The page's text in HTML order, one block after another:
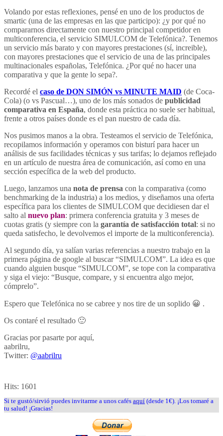
Volando por estas reflexiones, pensé en uno de los productos de
smartic (una de las empresas en las que participo): ¿y por qué no
compararnos directamente con nuestro principal competidor en
multiconferencia, el servicio SIMULCOM de Telefónica?. Tenemos
un servicio más barato y con mayores prestaciones (sí, increible),
con mayores prestaciones que el servicio de una de las principales
multinacionales españolas, Telefónica. ¿Por qué no hacer una
comparativa y que la gente lo sepa?.
Recordé el caso de DON SIMÓN vs MINUTE MAID (de Coca-
Cola) (o vs Pascual…), uno de los más sonados de publicidad
comparativa en España, donde esta práctica no suele ser habitual,
frente a otros países donde es el pan nuestro de cada día.
Nos pusimos manos a la obra. Testeamos el servicio de Telefónica,
recopilamos información y operamos con bisturí para hacer un
análisis de sus facilidades técnicas y sus tarifas; lo dejamos reflejado
en un artículo de nuestra área de comunicación, así como en una
sección específica de la web del producto.
Luego, lanzamos una nota de prensa con la comparativa (como
benchmarking de la industria) a los medios, y diseñamos una oferta
específica para los clientes de SIMULCOM que decidiesen dar el
salto al nuevo plan: primera conferencia gratuita y 3 meses de
cuotas gratis (y siempre con la garantía de satisfacción total: si no
queda satisfecho, le devolvemos el importe de la multiconferencia).
Al segundo día, ya salían varias referencias a nuestro trabajo en la
primera página de google al buscar “SIMULCOM”. La idea es que
cuando alguien busque “SIMULCOM”, se tope con la comparativa
y siga el viejo: “Busque, compare, y si encuentra algo mejor,
cómprelo”.
Espero que Telefónica no se cabree y nos tire de un soplido 😀 .
Os contaré el resultado 🙂
Gracias por pasarte por aquí,
aabrilru,
Twitter: @aabrilru
Hits: 1601
Si te gustó/sirvió puedes invitarme a unos cafés aquí (desde 1€). ¡Los tomaré a
tu salud! ¡Gracias!